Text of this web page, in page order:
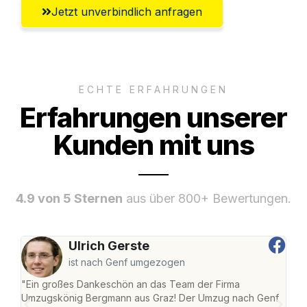
Jetzt unverbindlich anfragen
ECHTE ERFAHRUNGEN
Erfahrungen unserer
Kunden mit uns
4.9 von 5 Sternen aus über 800+ Bewertungen.
Ulrich Gerste
ist nach Genf umgezogen
"Ein großes Dankeschön an das Team der Firma
Umzugskönig Bergmann aus Graz! Der Umzug nach Genf